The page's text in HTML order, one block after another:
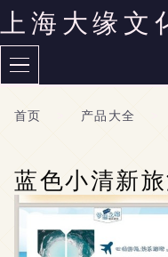
上海大缘文
首页 产品大全
蓝色小清新